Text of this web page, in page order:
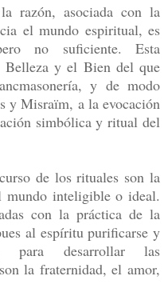
razón, asociada con la
el mundo espiritual, es
no suficiente. Esta
Belleza y el Bien del que
y de modo
y Misraïm, a la evocación
simbólica y ritual del
de los rituales son la
mundo inteligible o ideal.
con la práctica de la
al espíritu purificarse y
para desarrollar las
la fraternidad, el amor,